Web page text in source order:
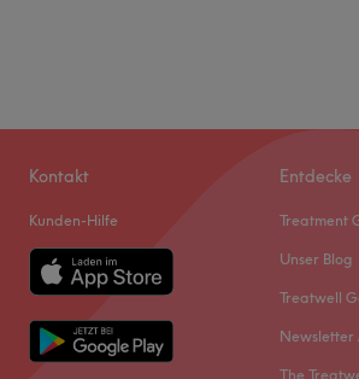
Kontakt
Kunden-Hilfe
Entdecke
Treatment
Unser Blog
Treatwell
Newsletter
The